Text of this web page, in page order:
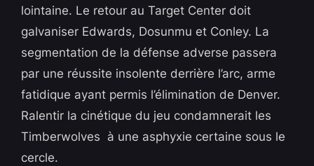
lointaine. Le retour au Target Center doit
galvaniser Edwards, Dosunmu et Conley. La
segmentation de la défense adverse passera
par une réussite insolente derrière l’arc, arme
fatidique ayant permis l’élimination de Denver.
Ralentir la cinétique du jeu condamnerait les
Timberwolves à une asphyxie certaine sous le
cercle.